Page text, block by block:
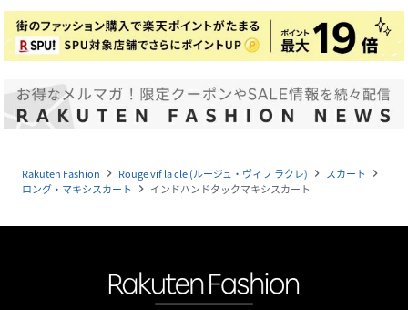
Rakuten Fashion navigate_next Rouge vif la cle (ルージュ・ヴィフ ラクレ) navigate_next スカート navigate_next
ロング・マキシスカート navigate_next インドハンドタックマキシスカート